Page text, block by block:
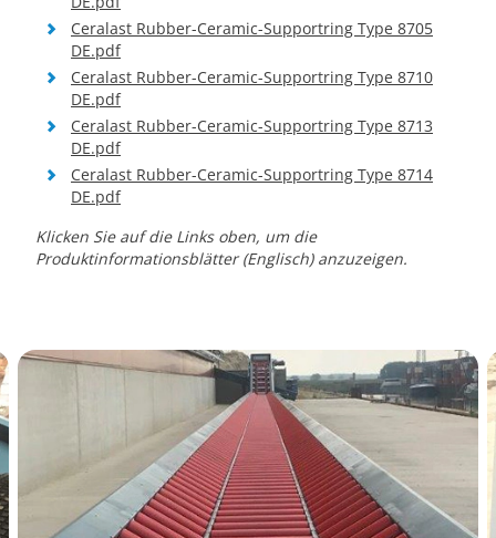
Ceralast Rubber-Ceramic-Supportring Type 8705
DE.pdf
Ceralast Rubber-Ceramic-Supportring Type 8710
DE.pdf
Ceralast Rubber-Ceramic-Supportring Type 8713
DE.pdf
Ceralast Rubber-Ceramic-Supportring Type 8714
DE.pdf
Klicken Sie auf die Links oben, um die
Produktinformationsblätter (Englisch) anzuzeigen.